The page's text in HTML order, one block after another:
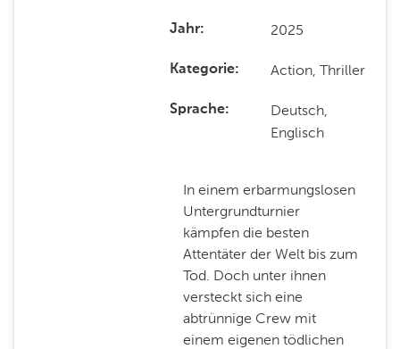
Jahr 2025
Kategorie Action, Thriller
Sprache
Deutsch,
Englisch
In einem erbarmungslosen
Untergrundturnier
kämpfen die besten
Attentäter der Welt bis zum
Tod. Doch unter ihnen
versteckt sich eine
abtrünnige Crew mit
einem eigenen tödlichen